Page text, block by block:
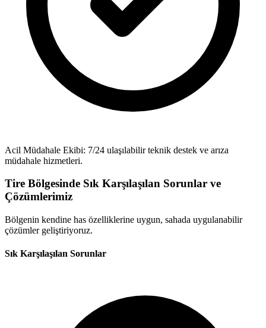
Acil Müdahale Ekibi: 7/24 ulaşılabilir teknik destek ve arıza
müdahale hizmetleri.
Tire Bölgesinde Sık Karşılaşılan Sorunlar ve
Çözümlerimiz
Bölgenin kendine has özelliklerine uygun, sahada uygulanabilir
çözümler geliştiriyoruz.
Sık Karşılaşılan Sorunlar